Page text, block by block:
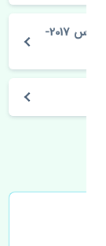
خرید تیغه برف پاک کن جلو چپ و راست رنو کولیوس 2017-